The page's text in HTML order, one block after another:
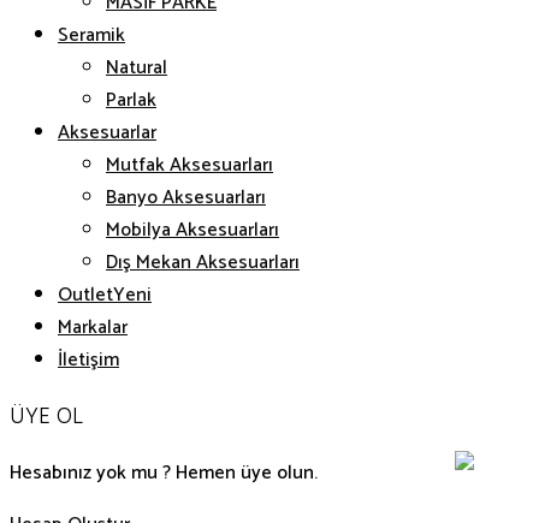
Seramik
Natural
Parlak
Aksesuarlar
Mutfak Aksesuarları
Banyo Aksesuarları
Mobilya Aksesuarları
Dış Mekan Aksesuarları
Outlet
Markalar
İletişim
ÜYE OL
Hesabınız yok mu ? Hemen üye olun.